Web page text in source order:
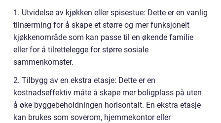
1. Utvidelse av kjøkken eller spisestue: Dette er en vanlig
tilnærming for å skape et større og mer funksjonelt
kjøkkenområde som kan passe til en økende familie
eller for å tilrettelegge for større sosiale
sammenkomster.
2. Tilbygg av en ekstra etasje: Dette er en
kostnadseffektiv måte å skape mer boligplass på uten
å øke byggebeholdningen horisontalt. En ekstra etasje
kan brukes som soverom, hjemmekontor eller